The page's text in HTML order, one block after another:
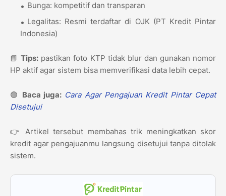
Bunga: kompetitif dan transparan
Legalitas: Resmi terdaftar di OJK (PT Kredit Pintar
Indonesia)
📘Tips: pastikan foto KTP tidak blur dan gunakan nomor
HP aktif agar sistem bisa memverifikasi data lebih cepat.
🟢 Baca juga: Cara Agar Pengajuan Kredit Pintar Cepat
Disetujui
👉 Artikel tersebut membahas trik meningkatkan skor
kredit agar pengajuanmu langsung disetujui tanpa ditolak
sistem.